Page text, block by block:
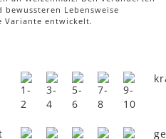
Lebensweise
entwickelt.